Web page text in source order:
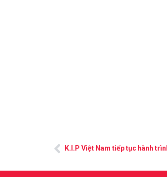
K.I.P Việt Nam tiếp tục hành